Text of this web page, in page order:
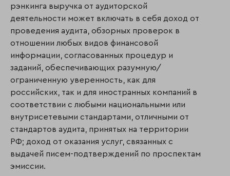
рэнкинга выручка от аудиторской
деятельности может включать в себя доход от
проведения аудита, обзорных проверок в
отношении любых видов финансовой
информации, согласованных процедур и
заданий, обеспечивающих разумную/
ограниченную уверенность, как для
российских, так и для иностранных компаний в
соответствии с любыми национальными или
внутрисетевыми стандартами, отлич­ны­ми от
стандартов аудита, принятых на территории
РФ; доход от оказания услуг, связанных с
выдачей писем-подтверждений по проспектам
эмиссии.